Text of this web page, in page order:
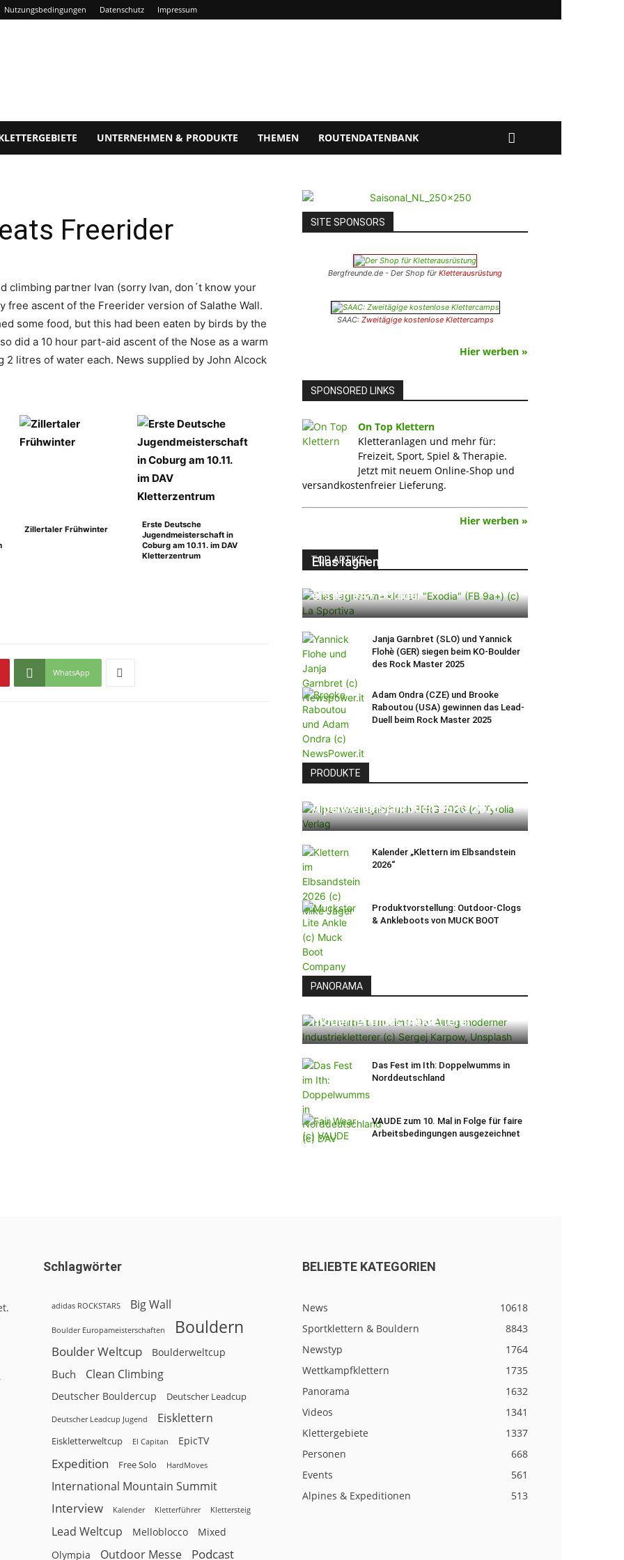
Nutzungsbedingungen Datenschutz Impressum
UNTERNEHMEN & PRODUKTE THEMEN ROUTENDATENBANK
Freerider
climbing partner Ivan (sorry Ivan, don´t know your
free ascent of the Freerider version of Salathe Wall.
some food, but this had been eaten by birds by the
did a 10 hour part-aid ascent of the Nose as a warm
2 litres of water each. News supplied by John Alcock
Zillertaler Frühwinter
Erste Deutsche
Jugendmeisterschaft in
Coburg am 10.11. im DAV
Kletterzentrum
WhatsApp
SITE SPONSORS
Bergfreunde.de - Der Shop fürKletterausrüstung
SAAC: Zweitägige kostenlose Klettercamps
Hier werben »
SPONSORED LINKS
On Top Klettern
Kletteranlagen und mehr für:
Freizeit, Sport, Spiel & Therapie.
Jetzt mit neuem Online-Shop und
versandkostenfreier Lieferung.
Hier werben »
TOP ARTIKEL
Elias Iagnemma klettert „Exodia“:
ersten 9A+ Boulder
Janja Garnbret (SLO) und Yannick
Flohè (GER) siegen beim KO-Boulder
des Rock Master 2025
Adam Ondra (CZE) und Brooke
Raboutou (USA) gewinnen das Lead-
Duell beim Rock Master 2025
PRODUKTE
Alpenvereinsjahrbuch BERG 2026
Kalender „Klettern im Elbsandstein
2026“
Produktvorstellung: Outdoor-Clogs
& Ankleboots von MUCK BOOT
PANORAMA
moderner Industriekletterer
Das Fest im Ith: Doppelwumms in
Norddeutschland
VAUDE zum 10. Mal in Folge für faire
Arbeitsbedingungen ausgezeichnet
Schlagwörter
adidas ROCKSTARS Big Wall
Boulder Europameisterschaften Bouldern
Boulder Weltcup Boulderweltcup
Buch Clean Climbing
Deutscher Bouldercup Deutscher Leadcup
Deutscher Leadcup Jugend Eisklettern
Eiskletterweltcup El Capitan EpicTV
Expedition Free Solo HardMoves
International Mountain Summit
Interview Kalender Kletterführer Klettersteig
Lead Weltcup Melloblocco Mixed
Olympia Outdoor Messe Podcast
BELIEBTE KATEGORIEN
News
10618
Sportklettern & Bouldern
8843
Newstyp
1764
Wettkampfklettern
1735
Panorama
1632
Videos
1341
Klettergebiete
1337
Personen
668
Events
561
Alpines & Expeditionen
513